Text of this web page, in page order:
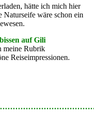
hätte ich mich hier
wäre schon ein
auf Gili
meine Rubrik
Reiseimpressionen.